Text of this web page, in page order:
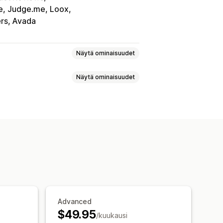
Judge.me, Loox
Avada
Näytä ominaisuudet
pyynnöt
Näytä ominaisuudet
Advanced
$49.95/kuukausi